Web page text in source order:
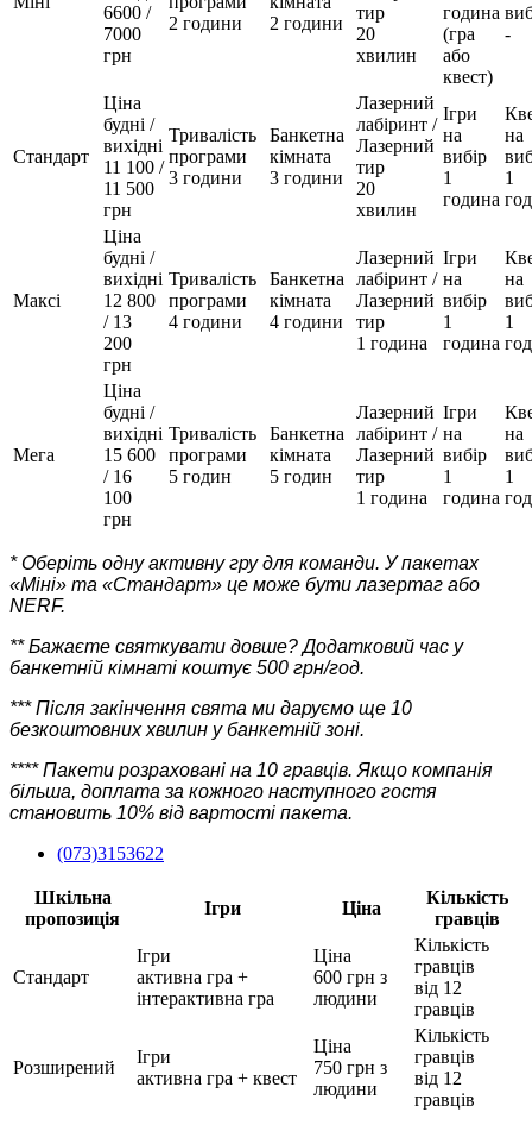
6600 /
7000
грн
2 години
2 години
тир
20
хвилин
година
(гра
або
квест)
-
Стандарт
Ціна
будні /
вихідні
11 100 /
11 500
грн
Тривалість
програми
3 години
Банкетна
кімната
3 години
Лазерний
лабіринт /
Лазерний
тир
20
хвилин
Ігри
на
вибір
1
година
на
1
Максі
Ціна
будні /
вихідні
12 800
/ 13
200
грн
Тривалість
програми
4 години
Банкетна
кімната
4 години
Лазерний
лабіринт /
Лазерний
тир
1 година
Ігри
на
вибір
1
година
на
1
Мега
Ціна
будні /
вихідні
15 600
/ 16
100
грн
Тривалість
програми
5 годин
Банкетна
кімната
5 годин
Лазерний
лабіринт /
Лазерний
тир
1 година
Ігри
на
вибір
1
година
на
1
* Оберіть одну активну гру для команди. У пакетах
«Міні» та «Стандарт» це може бути лазертаг або
NERF.
** Бажаєте святкувати довше? Додатковий час у
банкетній кімнаті коштує 500 грн/год.
*** Після закінчення свята ми даруємо ще 10
безкоштовних хвилин у банкетній зоні.
**** Пакети розраховані на 10 гравців. Якщо компанія
більша, доплата за кожного наступного гостя
становить 10% від вартості пакета.
(073)3153622
Шкільна
пропозиція
Ігри Ціна
Кількість
гравців
Стандарт
Ігри
активна гра +
інтерактивна гра
Ціна
600 грн з
людини
Кількість
гравців
від 12
гравців
Розширений
Ігри
активна гра + квест
Ціна
750 грн з
людини
Кількість
гравців
від 12
гравців